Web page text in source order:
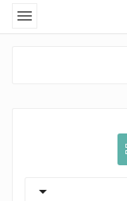

